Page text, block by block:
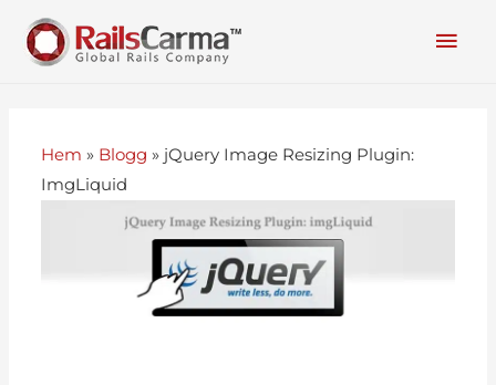
Hem » Blogg » jQuery Image Resizing Plugin:
ImgLiquid